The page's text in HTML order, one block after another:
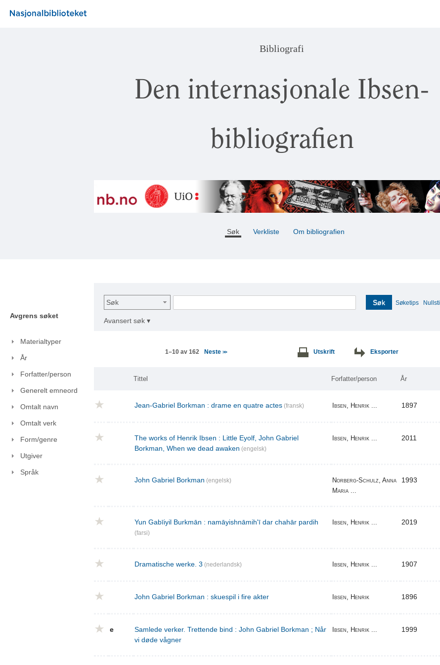
Bibliografi
Den internasjonale Ibsen-
bibliografien
Søk Verkliste Om bibliografien
Avgrens søket
Materialtyper
År
Forfatter/person
Generelt emneord
Omtalt navn
Omtalt verk
Form/genre
Utgiver
Språk
Søk Søk Søketips Nullstill
Avansert søk ▾
1–10 av 162 Neste >> Utskrift Eksporter
Tittel Forfatter/person År
Jean-Gabriel Borkman : drame en quatre actes (fransk) Ibsen, Henrik ... 1897
The works of Henrik Ibsen : Little Eyolf, John Gabriel
Borkman, When we dead awaken (engelsk)
Ibsen, Henrik ... 2011
John Gabriel Borkman (engelsk)
Norberg-Schulz, Anna
Maria ...
1993
Yun Gabīiyil Burkmān : namāyishnāmihʹī dar chahār pardih
(farsi)
Ibsen, Henrik ... 2019
Dramatische werke. 3 (nederlandsk) Ibsen, Henrik ... 1907
John Gabriel Borkman : skuespil i fire akter Ibsen, Henrik 1896
e
Samlede verker. Trettende bind : John Gabriel Borkman ; Når
vi døde vågner
Ibsen, Henrik ... 1999